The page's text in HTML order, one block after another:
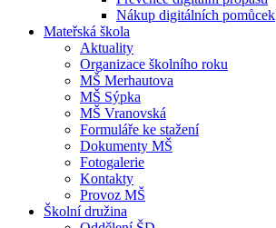
Nákup digitálních pomůcek
Mateřská škola
Aktuality
Organizace školního roku
MŠ Merhautova
MŠ Sýpka
MŠ Vranovská
Formuláře ke stažení
Dokumenty MŠ
Fotogalerie
Kontakty
Provoz MŠ
Školní družina